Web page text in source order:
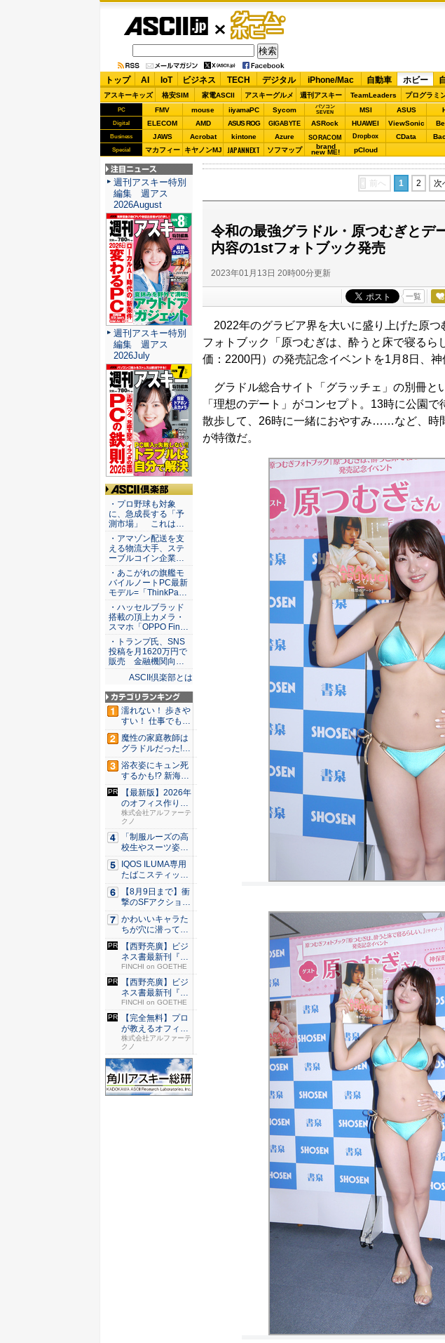
ゲーム・
ホビー
トップ AI IoT ビジネス TECH デジタル iPhone/Mac 自動車 ホビー
アスキーキッズ 格安SIM 家電ASCII アスキーグルメ 週刊アスキー TeamLeaders プログラミ
PC FMV mouse iiyamaPC Sycom
パソコン
SEVEN
MSI ASUS
Digital ELECOM AMD ASUS ROG GIGABYTE ASRock HUAWEI ViewSonic
Business JAWS Acrobat kintone Azure SORACOM Dropbox CData
Special マカフィー キヤノンMJ JAPANNEXT ソフマップ brand
new ME! pCloud
前へ 1 2 次
令和の最強グラドル・原つむぎとデ
内容の1stフォトブック発売
2023年01月13日 20時00分更新
一覧
2022年のグラビア界を大いに盛り上げた原つ
フォトブック「原つむぎは、酔うと床で寝るら
価：2200円）の発売記念イベントを1月8日、神
グラドル総合サイト「グラッチェ」の別冊と
「理想のデート」がコンセプト。13時に公園
散歩して、26時に一緒におやすみ……など、時
が特徴だ。
注目ニュース
週刊アスキー特別
編集 週アス
2026August
週刊アスキー特別
編集 週アス
2026July
ASCII倶楽部
・プロ野球も対象
に、急成長する「予
測市場」 これは…
・アマゾン配送を支
える物流大手、ステ
ーブルコイン企業…
・あこがれの旗艦モ
バイルノートPC最新
モデル=「ThinkPa…
・ハッセルブラッド
搭載の頂上カメラ・
スマホ「OPPO Fin…
・トランプ氏、SNS
投稿を月1620万円で
販売 金融機関向…
ASCII倶楽部とは
濡れない！ 歩きや
すい！ 仕事でも履
ける...
魔性の家庭教師は
グラドルだった!?
村雨...
浴衣姿にキュン死
するかも!? 新海ま
きが...
【最新版】2026年
のオフィス作り攻
略ガ...
株式会社アルファーテ
クノ
「制服ルーズの高
校生やスーツ姿の
OLを演...
IQOS ILUMA専用
たばこスティッ
ク...
【8月9日まで】衝
撃のSFアクション
『G...
かわいいキャラた
ちが穴に潜ってひ
どい目に...
【西野亮廣】ビジ
ネス書最新刊『北
極星 僕...
FINCHI on GOETHE
【西野亮廣】ビジ
ネス書最新刊『北
極星 僕...
FINCHI on GOETHE
【完全無料】プロ
が教えるオフィス
構築案の...
株式会社アルファーテ
クノ